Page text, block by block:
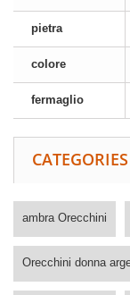
pietra
colore
fermaglio
ambra Orecchini
Orecchini donna